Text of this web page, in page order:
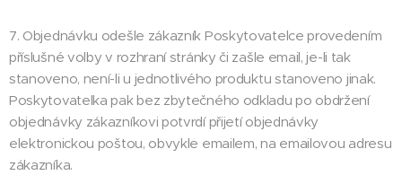
7. Objednávku odešle zákazník Poskytovatelce provedením
příslušné volby v rozhraní stránky či zašle email, je-li tak
stanoveno, není-li u jednotlivého produktu stanoveno jinak.
Poskytovatelka pak bez zbytečného odkladu po obdržení
objednávky zákazníkovi potvrdí přijetí objednávky
elektronickou poštou, obvykle emailem, na emailovou adresu
zákazníka.